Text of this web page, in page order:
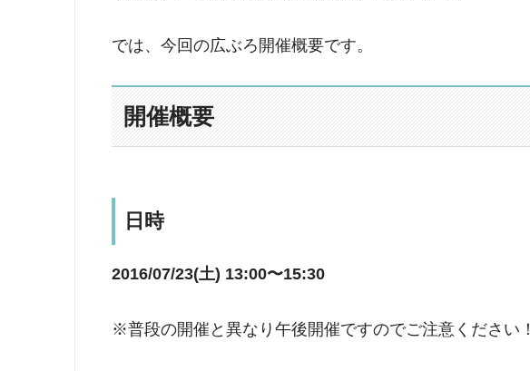
では、今回の広ぶろ開催概要です。
開催概要
日時
2016/07/23(土) 13:00〜15:30
※普段の開催と異なり午後開催ですのでご注意ください！